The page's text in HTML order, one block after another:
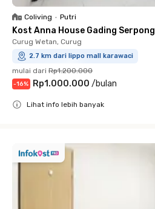
Coliving • Putri
Kost Anna House Gading Serpong
Curug Wetan, Curug
2.7 km dari lippo mall karawaci
mulai dari Rp1.200.000
-16% Rp1.000.000 /bulan
Lihat info lebih banyak